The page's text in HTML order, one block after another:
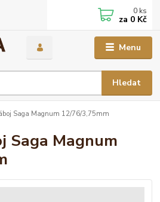
Menu
Hledat
0 ks
za 0 Kč
Saga Magnum 12/76/3,75mm
Saga Magnum